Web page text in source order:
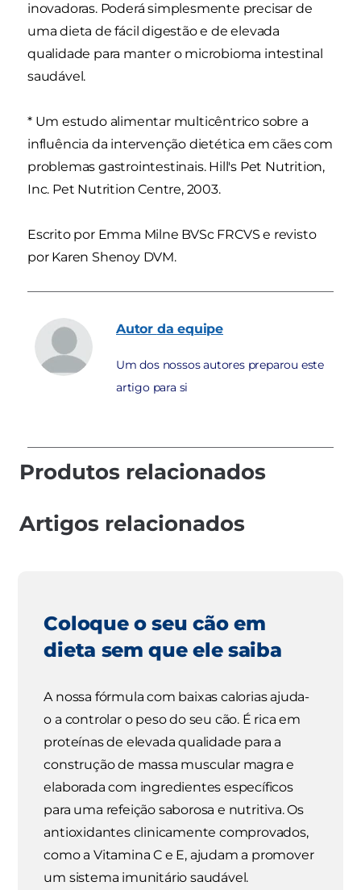
inovadoras. Poderá simplesmente precisar de
uma dieta de fácil digestão e de elevada
qualidade para manter o microbioma intestinal
saudável.
* Um estudo alimentar multicêntrico sobre a
influência da intervenção dietética em cães com
problemas gastrointestinais. Hill's Pet Nutrition,
Inc. Pet Nutrition Centre, 2003.
Escrito por Emma Milne BVSc FRCVS e revisto
por Karen Shenoy DVM.
Autor da equipe
Um dos nossos autores preparou este
artigo para si
Produtos relacionados
Artigos relacionados
Coloque o seu cão em
dieta sem que ele saiba
A nossa fórmula com baixas calorias ajuda-
o a controlar o peso do seu cão. É rica em
proteínas de elevada qualidade para a
construção de massa muscular magra e
elaborada com ingredientes específicos
para uma refeição saborosa e nutritiva. Os
antioxidantes clinicamente comprovados,
como a Vitamina C e E, ajudam a promover
um sistema imunitário saudável.